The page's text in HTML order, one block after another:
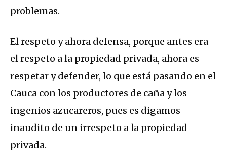
problemas.
El respeto y ahora defensa, porque antes era
el respeto a la propiedad privada, ahora es
respetar y defender, lo que está pasando en el
Cauca con los productores de caña y los
ingenios azucareros, pues es digamos
inaudito de un irrespeto a la propiedad
privada.